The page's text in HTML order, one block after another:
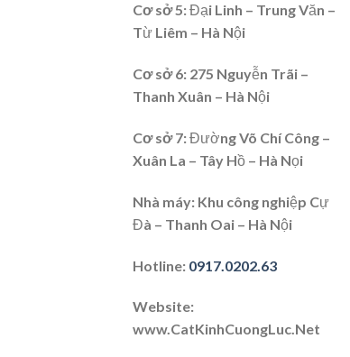
Cơ sở 5:Đại Linh – Trung Văn –
Từ Liêm – Hà Nội
Cơ sở 6: 275 Nguyễn Trãi –
Thanh Xuân – Hà Nội
Cơ sở 7: Đường Võ Chí Công –
Xuân La – Tây Hồ – Hà Nọi
Nhà máy: Khu công nghiệp Cự
Đà – Thanh Oai – Hà Nội
Hotline: 0917.0202.63
Website:
www.CatKinhCuongLuc.Net